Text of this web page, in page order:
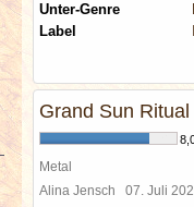
Unter-Genre
Label
Grand Sun Ritual
Metal
Alina Jensch 07. Juli